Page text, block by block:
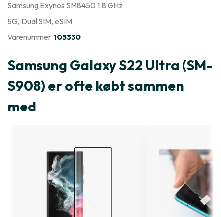
Samsung Exynos SM8450 1.8 GHz
5G, Dual SIM, eSIM
Varenummer 105330
Samsung Galaxy S22 Ultra (SM-
S908) er ofte købt sammen
med